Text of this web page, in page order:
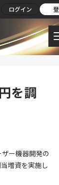
ログイン
を調
ー機器開発の
増資を実施し